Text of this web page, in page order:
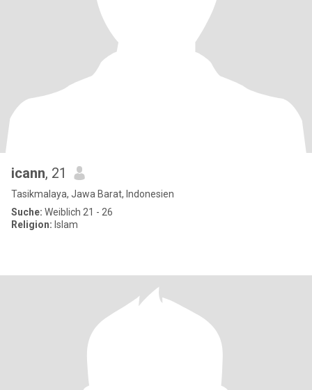
icann, 21
Tasikmalaya, Jawa Barat, Indonesien
Suche: Weiblich 21 - 26
Religion: Islam